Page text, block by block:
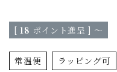
[ 18 ポイント進呈 ] 〜
常温便 ラッピング可